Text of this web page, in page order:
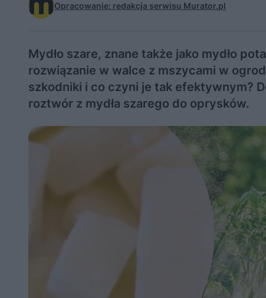
Opracowanie: redakcja serwisu Murator.pl
Mydło szare, znane także jako mydło
rozwiązanie w walce z mszycami w
szkodniki i co czyni je tak efektywnym?
roztwór z mydła szarego do oprysków.